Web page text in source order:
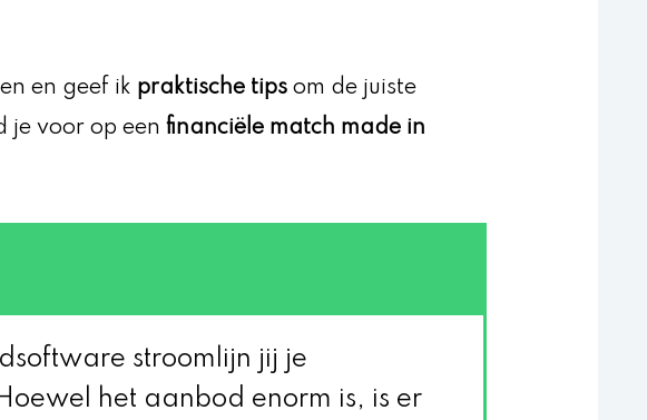
en geef ik praktische tips om de juiste
je voor op een financiële match made in
stroomlijn jij je
het aanbod enorm is, is er